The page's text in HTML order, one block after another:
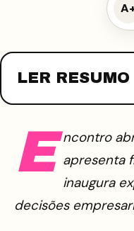
LER RESUMO
E ncontro
apresenta
inaugura
decisões